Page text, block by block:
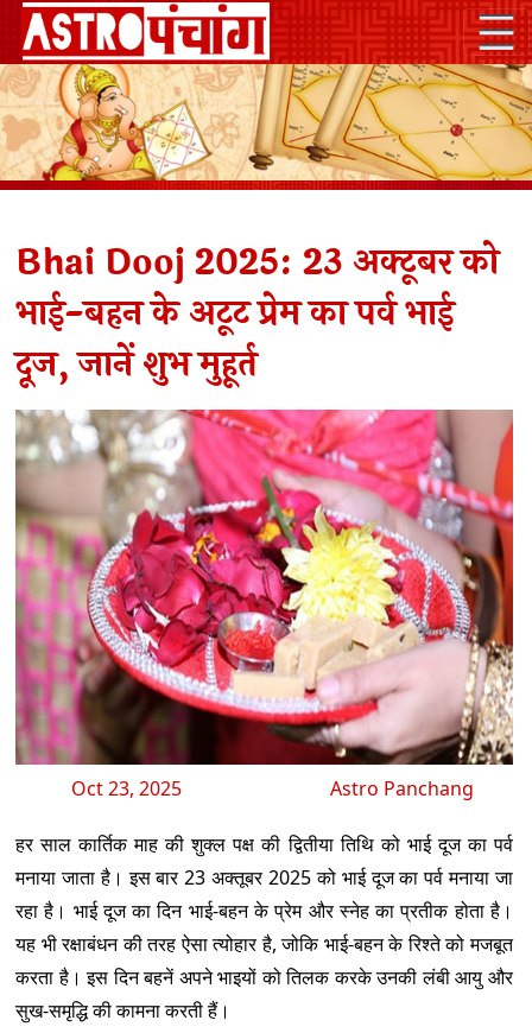
Bhai Dooj 2025: 23 अक्टूबर को
भाई-बहन के अटूट प्रेम का पर्व भाई
दूज, जानें शुभ मुहूर्त
Oct 23, 2025 Astro Panchang
हर साल कार्तिक माह की शुक्ल पक्ष की द्वितीया तिथि को भाई दूज का पर्व
मनाया जाता है। इस बार 23 अक्तूबर 2025 को भाई दूज का पर्व मनाया जा
रहा है। भाई दूज का दिन भाई-बहन के प्रेम और स्नेह का प्रतीक होता है।
यह भी रक्षाबंधन की तरह ऐसा त्योहार है, जोकि भाई-बहन के रिश्ते को मजबूत
करता है। इस दिन बहनें अपने भाइयों को तिलक करके उनकी लंबी आयु और
सुख-समृद्धि की कामना करती हैं।